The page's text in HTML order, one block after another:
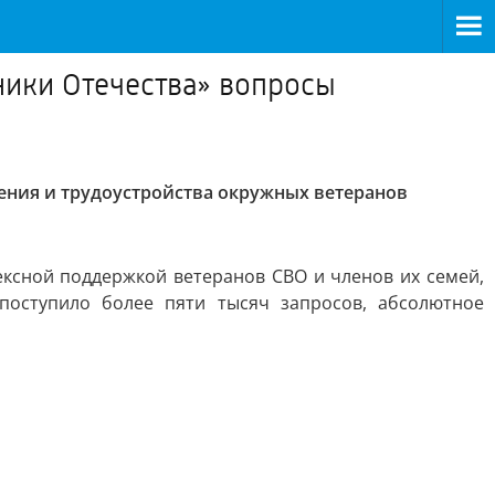
Отечества» вопросы
и трудоустройства окружных ветеранов
поддержкой ветеранов СВО и членов их семей,
более пяти тысяч запросов, абсолютное